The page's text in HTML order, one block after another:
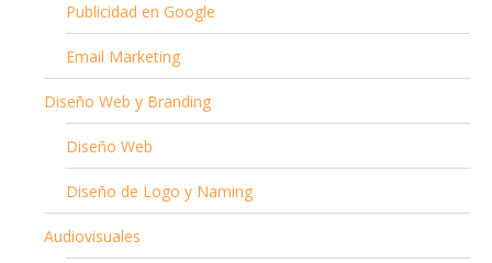
Publicidad en Google
Email Marketing
Diseño Web y Branding
Diseño Web
Diseño de Logo y Naming
Audiovisuales